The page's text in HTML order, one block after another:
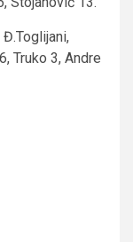
Đ.Toglijani,
Truko 3, Andre